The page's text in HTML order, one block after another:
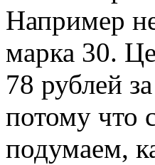
Например
марка 30.
78 рублей
потому что
подумаем,